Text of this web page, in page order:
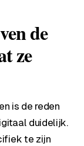
de
ze
is de reden
duidelijk.
te zijn